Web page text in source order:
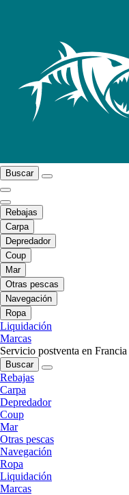
Buscar
Rebajas
Carpa
Depredador
Coup
Mar
Otras pescas
Navegación
Ropa
Liquidación
Marcas
Servicio postventa en Francia
Buscar
Rebajas
Carpa
Depredador
Coup
Mar
Otras pescas
Navegación
Ropa
Liquidación
Marcas